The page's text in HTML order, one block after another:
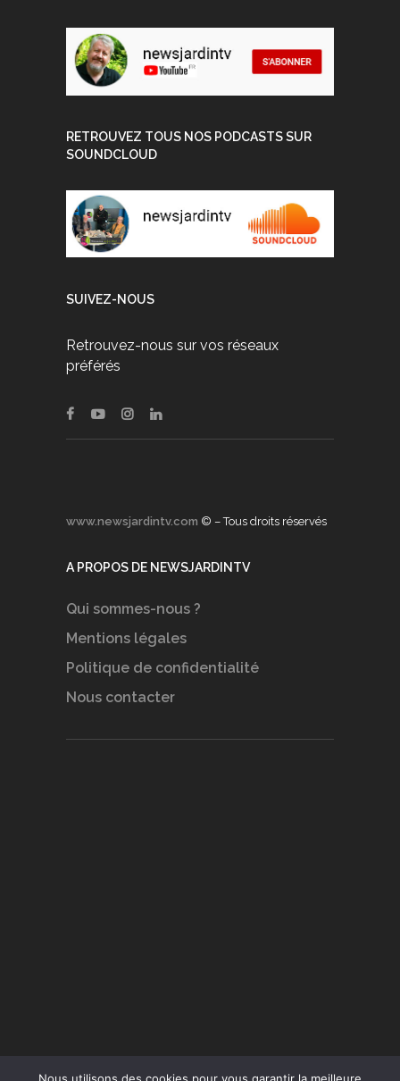
RETROUVEZ TOUS NOS PODCASTS SUR
SOUNDCLOUD
SUIVEZ-NOUS
Retrouvez-nous sur vos réseaux
préférés
www.newsjardintv.com © – Tous droits réservés
A PROPOS DE NEWSJARDINTV
Qui sommes-nous ?
Mentions légales
Politique de confidentialité
Nous contacter